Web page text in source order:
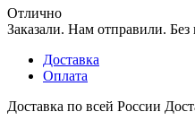
Отлично
Заказали. Нам отправили. Без
Доставка
Оплата
Доставка по всей России